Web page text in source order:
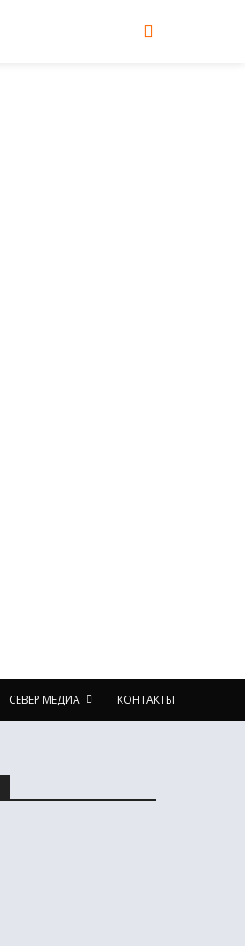
СЕВЕР МЕДИА КОНТАКТЫ